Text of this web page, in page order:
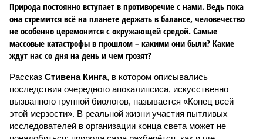
Природа постоянно вступает в противоречие с нами. Ведь пока
она стремится всё на планете держать в балансе, человечество
не особенно церемонится с окружающей средой. Самые
массовые катастрофы в прошлом – какими они были? Какие
ждут нас со дня на день и чем грозят?
Рассказ Стивена Кинга, в котором описывались
последствия очередного апокалипсиса, искусственно
вызванного группой биологов, называется «Конец всей
этой мерзости». В реальной жизни участия пытливых
исследователей в организации конца света может не